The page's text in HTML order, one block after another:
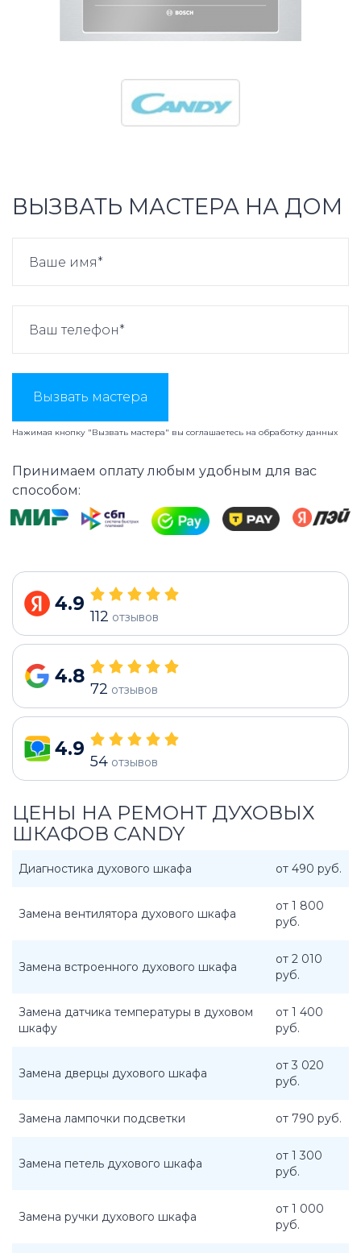
ВЫЗВАТЬ МАСТЕРА НА ДОМ
Вызвать мастера
Нажимая кнопку "Вызвать мастера" вы соглашаетесь на обработку данных
Принимаем оплату любым удобным для вас
способом:
4.9
112 отзывов
4.8
72 отзывов
4.9
54 отзывов
ЦЕНЫ НА РЕМОНТ ДУХОВЫХ
ШКАФОВ CANDY
Диагностика духового шкафа от 490 руб.
Замена вентилятора духового шкафа
от 1 800
руб.
Замена встроенного духового шкафа
от 2 010
руб.
Замена датчика температуры в духовом
шкафу
от 1 400
руб.
Замена дверцы духового шкафа
от 3 020
руб.
Замена лампочки подсветки от 790 руб.
Замена петель духового шкафа
от 1 300
руб.
Замена ручки духового шкафа
от 1 000
руб.